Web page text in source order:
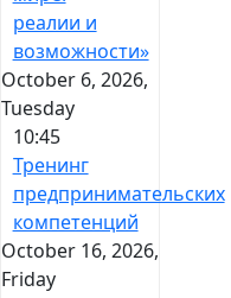
реалии и
возможности»
October 6, 2026,
Tuesday
10:45
Тренинг
предпринимательских
компетенций
October 16, 2026,
Friday